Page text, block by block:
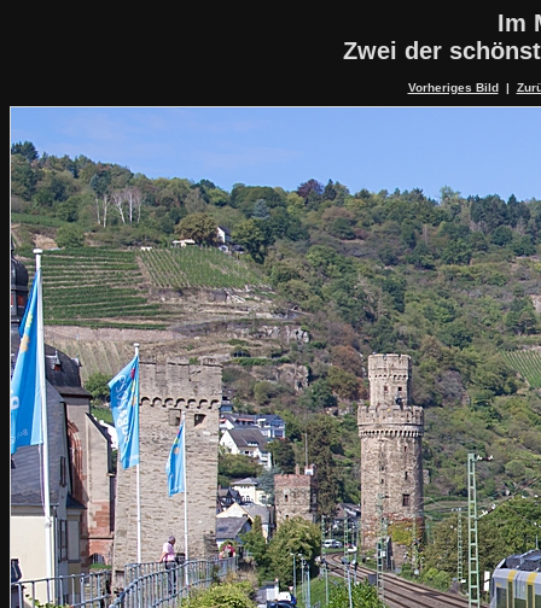
Im
Zwei der
Vorheriges Bild